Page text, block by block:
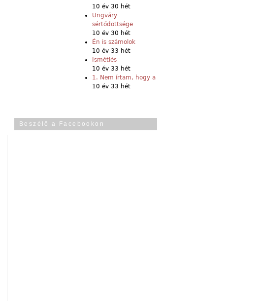
10 év 30 hét
Ungváry
sértődöttsége
10 év 30 hét
Én is számolok
10 év 33 hét
Ismétlés
10 év 33 hét
1. Nem írtam, hogy a
10 év 33 hét
Beszélő a Facebookon